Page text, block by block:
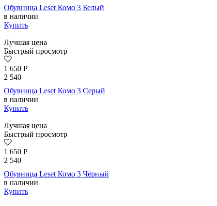
Обувница Leset Комо 3 Белый
в наличии
Купить
Лучшая цена
Быстрый просмотр
1 650 Р
2 540
Обувница Leset Комо 3 Серый
в наличии
Купить
Лучшая цена
Быстрый просмотр
1 650 Р
2 540
Обувница Leset Комо 3 Чёрный
в наличии
Купить